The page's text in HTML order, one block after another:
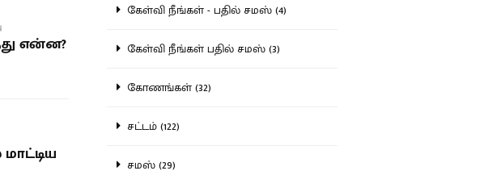
என்ன?
கேள்வி நீங்கள் - பதில் சமஸ் (4)
கேள்வி நீங்கள் பதில் சமஸ் (3)
கோணங்கள் (32)
சட்டம் (122)
சமஸ் (29)